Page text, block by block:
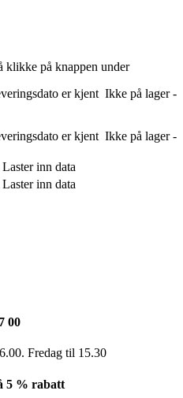
klikke på knappen under
er kjent Ikke på lager -
er kjent Ikke på lager -
Laster inn data
Laster inn data
00
Fredag til 15.30
5 % rabatt